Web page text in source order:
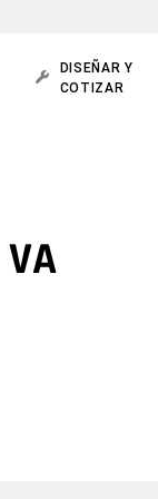
DISEÑAR Y
COTIZAR